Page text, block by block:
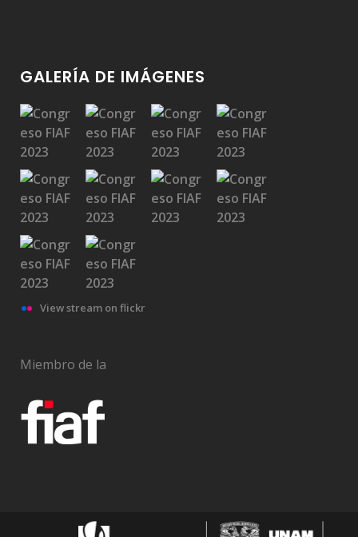
GALERÍA DE IMÁGENES
View stream on flickr
Miembro de la